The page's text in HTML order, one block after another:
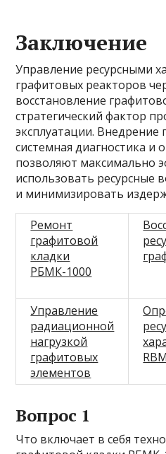
Заключение
Управление ресурсными
графитовых реакторов
восстановление
стратегический фактор
эксплуатации. Внедрение
системная диагностика и
позволяют максимально
использовать ресурсные
и минимизировать
Ремонт
графитовой
кладки
РБМК-1000
Управление
радиационной
нагрузкой
графитовых
элементов
Вопрос 1
Что включает в себя